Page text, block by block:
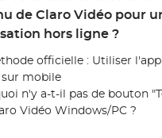
de Claro Vidéo pour
hors ligne ?
officielle : Utiliser
sur mobile
n'y a-t-il pas de bouton
Vidéo Windows/PC ?